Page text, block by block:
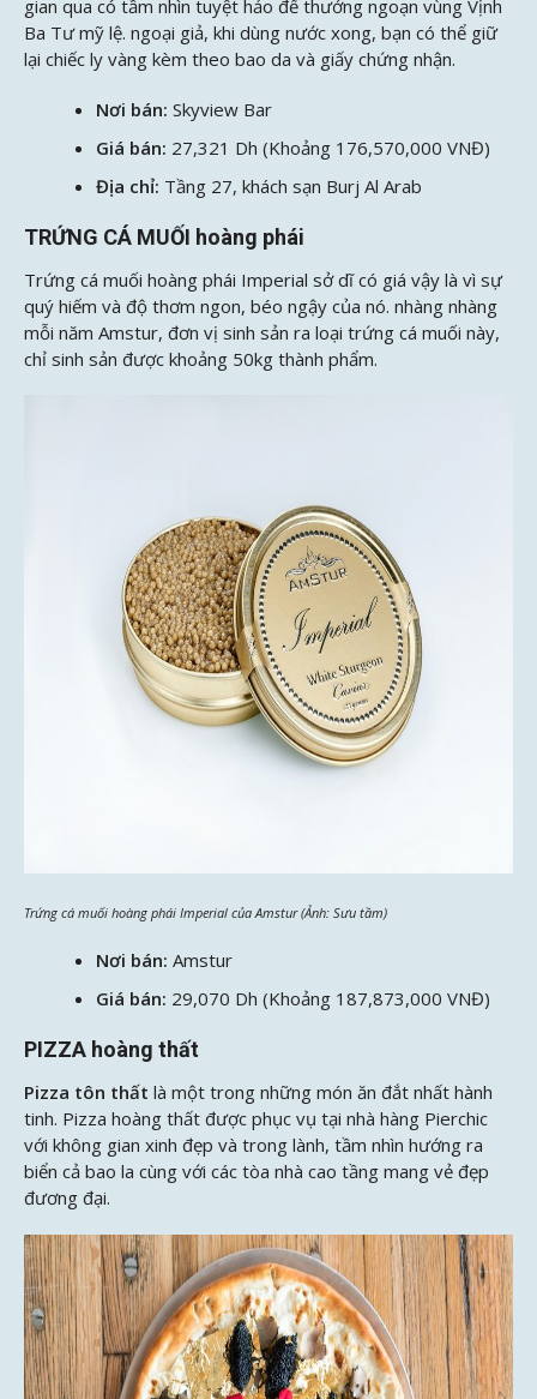
gian qua có tầm nhìn tuyệt hảo để thưởng ngoạn vùng Vịnh
Ba Tư mỹ lệ. ngoại giả, khi dùng nước xong, bạn có thể giữ
lại chiếc ly vàng kèm theo bao da và giấy chứng nhận.
Nơi bán: Skyview Bar
Giá bán: 27,321 Dh (Khoảng 176,570,000 VNĐ)
Địa chỉ: Tầng 27, khách sạn Burj Al Arab
TRỨNG CÁ MUỐI hoàng phái
Trứng cá muối hoàng phái Imperial sở dĩ có giá vậy là vì sự
quý hiếm và độ thơm ngon, béo ngậy của nó. nhàng nhàng
mỗi năm Amstur, đơn vị sinh sản ra loại trứng cá muối này,
chỉ sinh sản được khoảng 50kg thành phẩm.
Trứng cá muối hoàng phái Imperial của Amstur (Ảnh: Sưu tầm)
Nơi bán: Amstur
Giá bán: 29,070 Dh (Khoảng 187,873,000 VNĐ)
PIZZA hoàng thất
Pizza tôn thất là một trong những món ăn đắt nhất hành
tinh. Pizza hoàng thất được phục vụ tại nhà hàng Pierchic
với không gian xinh đẹp và trong lành, tầm nhìn hướng ra
biển cả bao la cùng với các tòa nhà cao tầng mang vẻ đẹp
đương đại.